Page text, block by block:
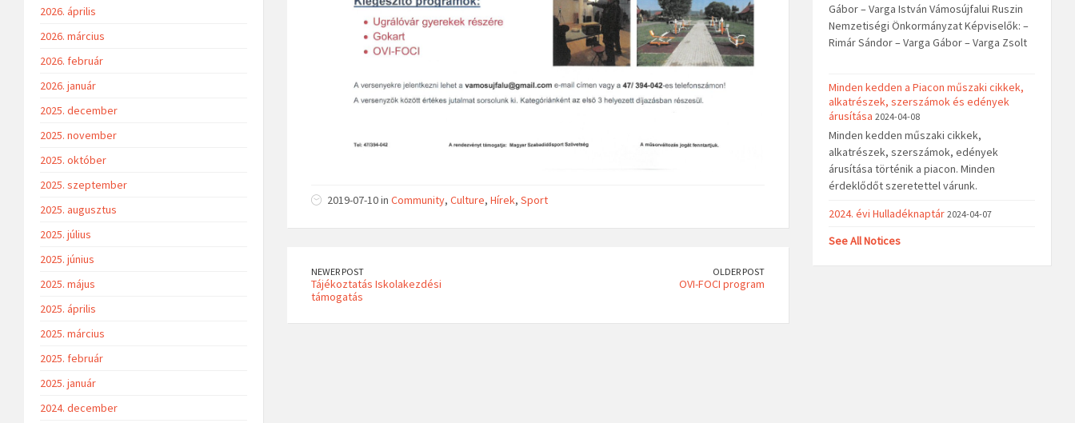
2019-07-10 in Community, Culture, Hírek, Sport
NEWER POST
Tájékoztatás Iskolakezdési
támogatás
OLDER POST
OVI-FOCI program
2026. április
2026. március
2026. február
2026. január
2025. december
2025. november
2025. október
2025. szeptember
2025. augusztus
2025. július
2025. június
2025. május
2025. április
2025. március
2025. február
2025. január
2024. december
Gábor – Varga István Vámosújfalui Ruszin
Nemzetiségi Önkormányzat Képviselők: –
Rimár Sándor – Varga Gábor – Varga Zsolt
Minden kedden a Piacon műszaki cikkek,
alkatrészek, szerszámok és edények
árusítása 2024-04-08
Minden kedden műszaki cikkek,
alkatrészek, szerszámok, edények
árusítása történik a piacon. Minden
érdeklődőt szeretettel várunk.
2024. évi Hulladéknaptár 2024-04-07
See All Notices